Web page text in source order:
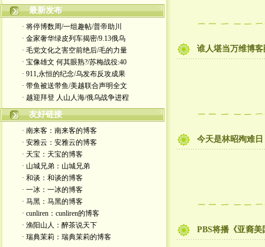
最新发布
· 将停博数周/一组趣帖/普帝助川
· 金家奢华绿皮列车揭密/9.13俄乌
· 毛党文化之害空前绝后/毛的力量
· 宝像雄文 何其眼熟?/苏梅战役:40
· 911,永恒的纪念/乌发布反攻成果
· 带鱼被送带鱼/美越联合声明全文
· 越迎拜登 人山人海/俄乌战争进程
友好链接
· 南来客：南来客的博客
· 安雅云：安雅云的博客
· 天宝：天宝的博客
· 山城兄弟：山城兄弟
· 和谈：和谈的博客
· 一冰：一冰的博客
· 马黑：马黑的博客
· cunliren：cunliren的博客
· 渔阳山人：醉茶说天下
· 瑞典茉莉：瑞典茉莉的博客
谁人堪当万维博
今天是林昭殉难
PBS将播《亚裔